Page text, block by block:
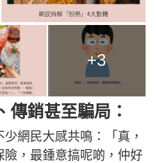
+3
傳銷甚至騙局：
網民大感共鳴：「真，
，最鍾意搞呢啲，仲好